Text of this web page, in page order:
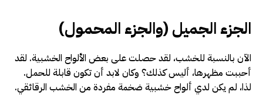
الجزء الجميل (والجزء المحمول)
الآن بالنسبة للخشب، لقد حصلت على بعض الألواح الخشبية. لقد
أحببت مظهرها، أليس كذلك؟ وكان لابد أن تكون قابلة للحمل.
لذا، لم يكن لدي ألواح خشبية ضخمة مفردة من الخشب الرقائقي.